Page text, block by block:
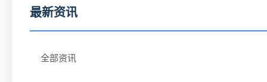
最新资讯
全部资讯